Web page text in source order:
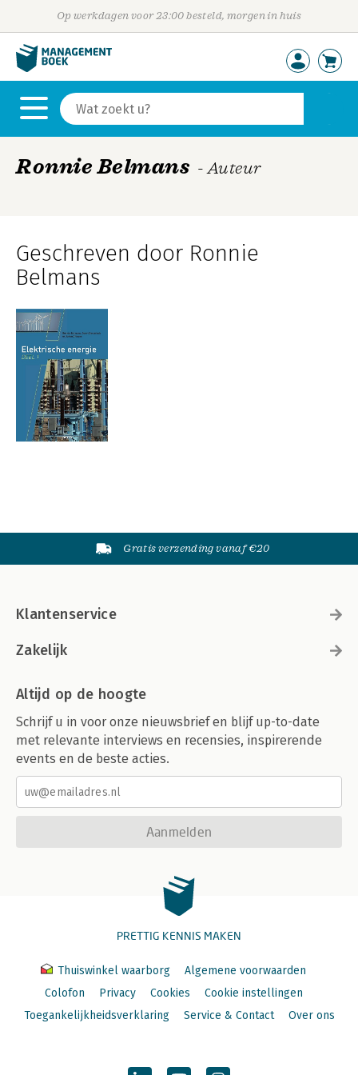
Op werkdagen voor 23:00 besteld, morgen in huis
Ronnie Belmans - Auteur
Geschreven door Ronnie
Belmans
Gratis verzending vanaf €20
Klantenservice
Zakelijk
Altijd op de hoogte
Schrijf u in voor onze nieuwsbrief en blijf up-to-date
met relevante interviews en recensies, inspirerende
events en de beste acties.
Aanmelden
PRETTIG KENNIS MAKEN
Thuiswinkel waarborg
Algemene voorwaarden
Colofon
Privacy Cookies
Cookie instellingen
Toegankelijkheidsverklaring
Service & Contact Over ons